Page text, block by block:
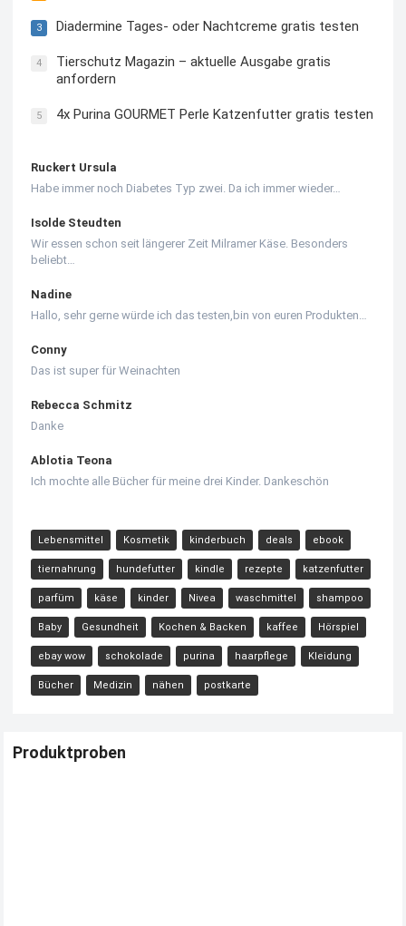
3 Diadermine Tages- oder Nachtcreme gratis testen
4
Tierschutz Magazin – aktuelle Ausgabe gratis
anfordern
5 4x Purina GOURMET Perle Katzenfutter gratis testen
Ruckert Ursula
Habe immer noch Diabetes Typ zwei. Da ich immer wieder…
Isolde Steudten
Wir essen schon seit längerer Zeit Milramer Käse. Besonders
beliebt…
Nadine
Hallo, sehr gerne würde ich das testen,bin von euren Produkten…
Conny
Das ist super für Weinachten
Rebecca Schmitz
Danke
Ablotia Teona
Ich mochte alle Bücher für meine drei Kinder. Dankeschön
Lebensmittel Kosmetik kinderbuch deals ebook
tiernahrung hundefutter kindle rezepte katzenfutter
parfüm käse kinder Nivea waschmittel shampoo
Baby Gesundheit Kochen & Backen kaffee Hörspiel
ebay wow schokolade purina haarpflege Kleidung
Bücher Medizin nähen postkarte
Produktproben